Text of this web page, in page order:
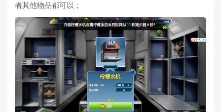
者其他物品都可以；